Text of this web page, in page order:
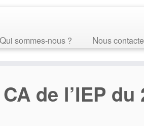
Qui sommes-nous ? Nous
de l’IEP du